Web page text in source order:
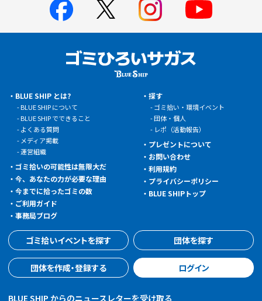
BLUE SHIP とは?
BLUE SHIP について
BLUE SHIP でできること
よくある質問
メディア掲載
運営組織
ゴミ拾いの可能性は無限大だ
今、あなたの力が必要な理由
今までに拾ったゴミの数
ご利用ガイド
事務局ブログ
探す
ゴミ拾い・環境イベント
団体・個人
レポ（活動報告）
プレゼントについて
お問い合わせ
利用規約
プライバシーポリシー
BLUE SHIPトップ
ゴミ拾いイベントを探す 団体を探す
団体を作成・登録する ログイン
BLUE SHIP からのニュースレターを受け取る